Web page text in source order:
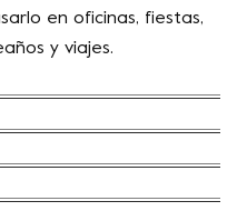
en oficinas, fiestas,
y viajes.